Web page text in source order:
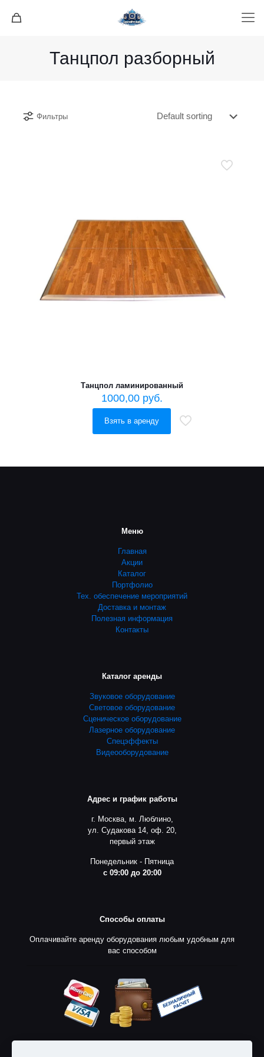
Танцпол разборный
Фильтры
Танцпол ламинированный
1000,00 руб.
Взять в аренду
Меню
Главная
Акции
Каталог
Портфолио
Тех. обеспечение мероприятий
Доставка и монтаж
Полезная информация
Контакты
Каталог аренды
Звуковое оборудование
Световое оборудование
Сценическое оборудование
Лазерное оборудование
Спецэффекты
Видеооборудование
Адрес и график работы
г. Москва, м. Люблино,
ул. Судакова 14, оф. 20,
первый этаж
Понедельник - Пятница
с 09:00 до 20:00
Способы оплаты
Оплачивайте аренду оборудования любым удобным для
вас способом